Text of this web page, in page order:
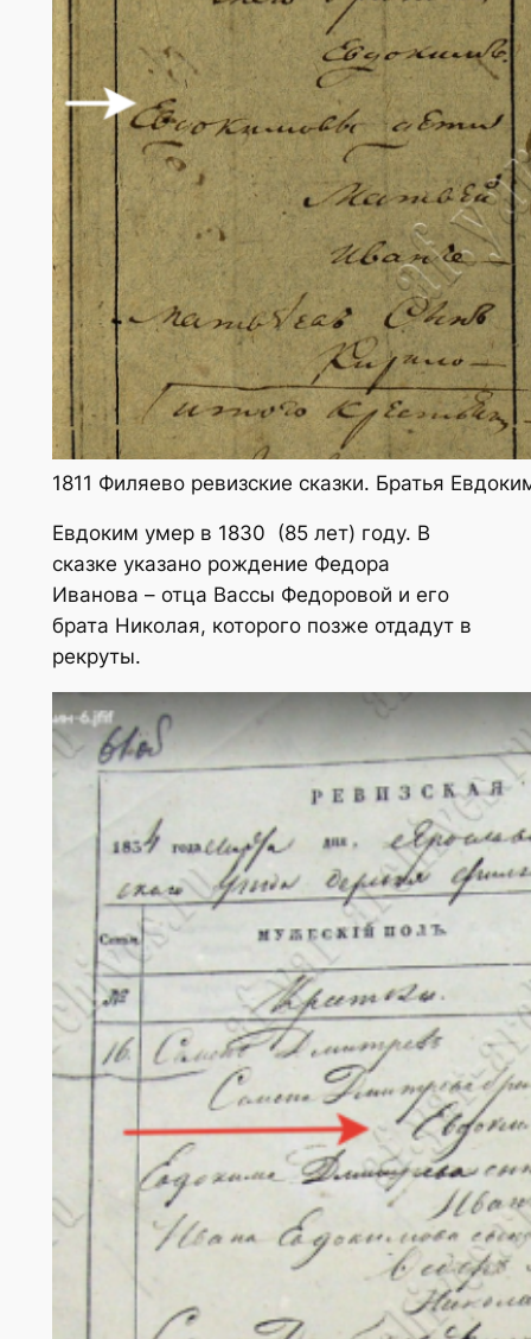
1811 Филяево ревизские сказки. Братья
Евдоким умер в 1830 (85 лет) году. В
сказке указано рождение Федора
Иванова – отца Вассы Федоровой и его
брата Николая, которого позже отдадут в
рекруты.